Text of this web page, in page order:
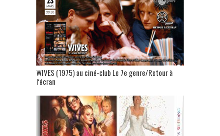
WIVES (1975) au ciné-club Le 7e genre/Retour à
l’écran